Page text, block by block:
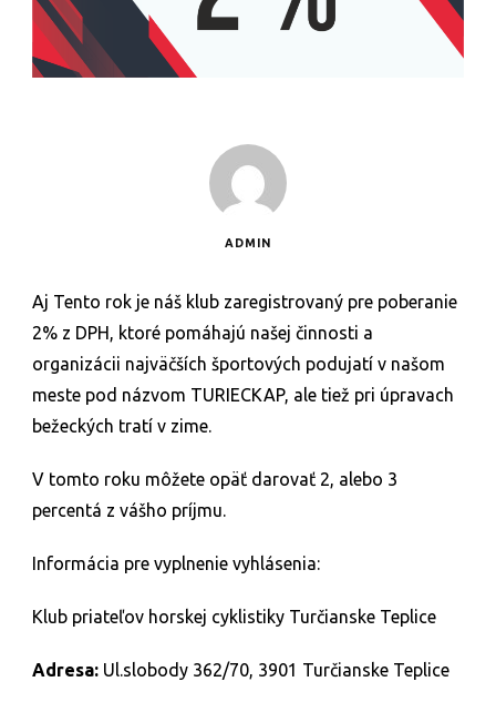
ADMIN
Aj Tento rok je náš klub zaregistrovaný pre poberanie
2% z DPH, ktoré pomáhajú našej činnosti a
organizácii najväčších športových podujatí v našom
meste pod názvom TURIECKAP, ale tiež pri úpravach
bežeckých tratí v zime.
V tomto roku môžete opäť darovať 2, alebo 3
percentá z vášho príjmu.
Informácia pre vyplnenie vyhlásenia:
Klub priateľov horskej cyklistiky Turčianske Teplice
Adresa: Ul.slobody 362/70, 3901 Turčianske Teplice